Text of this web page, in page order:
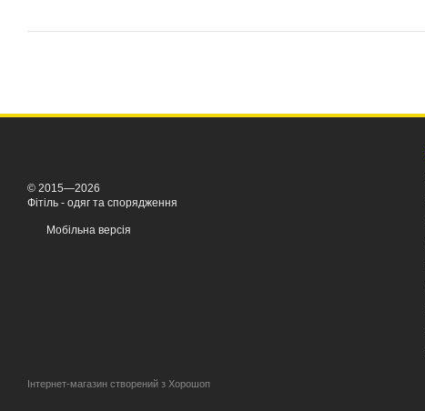
© 2015—2026
Фітіль - одяг та спорядження
Мобільна версія
Інтернет-магазин створений з Хорошоп